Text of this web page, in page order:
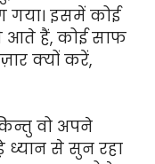
इसमें कोई
आते हैं, कोई साफ
क्यों करें,
वो अपने
ध्यान से सुन रहा